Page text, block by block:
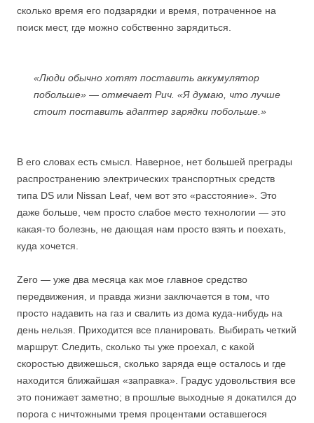
сколько время его подзарядки и время, потраченное на
поиск мест, где можно собственно зарядиться.
«Люди обычно хотят поставить аккумулятор
побольше» — отмечает Рич. «Я думаю, что лучше
стоит поставить адаптер зарядки побольше.»
В его словах есть смысл. Наверное, нет большей преграды
распространению электрических транспортных средств
типа DS или Nissan Leaf, чем вот это «расстояние». Это
даже больше, чем просто слабое место технологии — это
какая-то болезнь, не дающая нам просто взять и поехать,
куда хочется.
Zero — уже два месяца как мое главное средство
передвижения, и правда жизни заключается в том, что
просто надавить на газ и свалить из дома куда-нибудь на
день нельзя. Приходится все планировать. Выбирать четкий
маршрут. Следить, сколько ты уже проехал, с какой
скоростью движешься, сколько заряда еще осталось и где
находится ближайшая «заправка». Градус удовольствия все
это понижает заметно; в прошлые выходные я докатился до
порога с ничтожными тремя процентами оставшегося